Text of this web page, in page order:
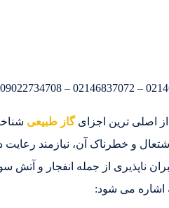
اصلی ترین اجزایگاز طبیعی
و خطرناک آن، نیازمند رعایت
ناپذیری از جمله انفجار و آتش
اشاره می شود: